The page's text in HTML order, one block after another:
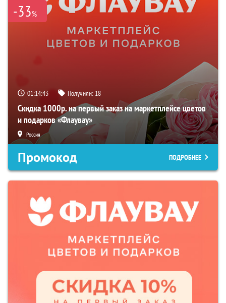
-33%
01:14:42 Получили: 18
Скидка 1000р. на первый заказ на маркетплейсе цветов
и подарков «Флаувау»
Россия
Промокод ПОДРОБНЕЕ